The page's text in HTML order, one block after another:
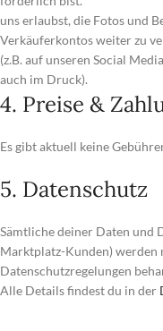
uns erlaubst, die Fotos und
Verkäuferkontos weiter zu
(z.B. auf unseren Social
auch im Druck).
4. Preise &
Es gibt aktuell keine
5. Datenschutz
Sämtliche deiner Daten und
Marktplatz-Kunden) werden
Datenschutzregelungen
Alle Details findest du in der